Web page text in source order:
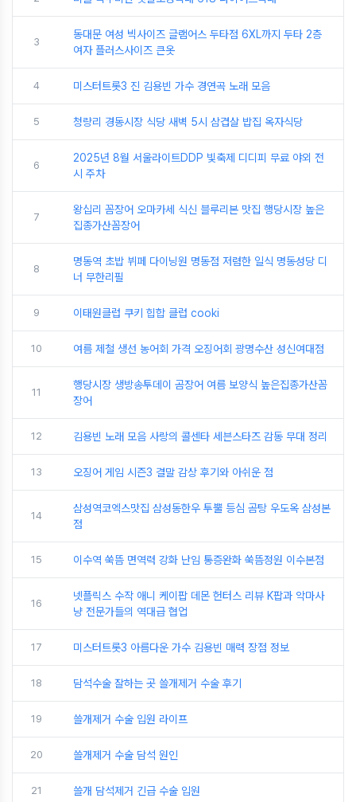
3
동대문 여성 빅사이즈 글램어스 두타점 6XL까지 두타 2층
여자 플러스사이즈 큰옷
4 미스터트롯3 진 김용빈 가수 경연곡 노래 모음
5 청량리 경동시장 식당 새벽 5시 삼겹살 밥집 옥자식당
6
2025년 8월 서울라이트DDP 빛축제 디디피 무료 야외 전
시 주차
7
왕십리 꼼장어 오마카세 식신 블루리본 맛집 행당시장 높은
집종가산꼼장어
8
명동역 초밥 뷔페 다이닝원 명동점 저렴한 일식 명동성당 디
너 무한리필
9 이태원클럽 쿠키 힙합 클럽 cooki
10 여름 제철 생선 농어회 가격 오징어회 광명수산 성신여대점
11
행당시장 생방송투데이 곰장어 여름 보양식 높은집종가산꼼
장어
12 김용빈 노래 모음 사랑의 콜센타 세븐스타즈 감동 무대 정리
13 오징어 게임 시즌3 결말 감상 후기와 아쉬운 점
14
삼성역코엑스맛집 삼성동한우 투뿔 등심 곰탕 우도옥 삼성본
점
15 이수역 쑥뜸 면역력 강화 난임 통증완화 쑥뜸정원 이수본점
16
넷플릭스 수작 애니 케이팝 데몬 헌터스 리뷰 K팝과 악마사
냥 전문가들의 역대급 협업
17 미스터트롯3 아름다운 가수 김용빈 매력 장점 정보
18 담석수술 잘하는 곳 쓸개제거 수술 후기
19 쓸개제거 수술 입원 라이프
20 쓸개제거 수술 담석 원인
21 쓸개 담석제거 긴급 수술 입원